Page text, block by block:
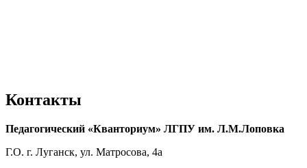
Контакты
Педагогический «Кванториум» ЛГПУ им. Л.М.Лоповка
Г.О. г. Луганск, ул. Матросова, 4а